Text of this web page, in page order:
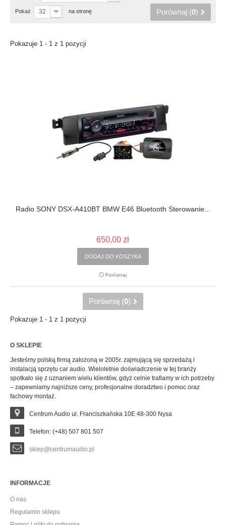
Pokaż 32 na stronę Porównaj (0)
Pokazuje 1 - 1 z 1 pozycji
Radio SONY DSX-A410BT BMW E46 Bluetooth Sterowanie...
650,00 zł
DODAJ DO KOSZYKA
Porównaj
Porównaj (0)
Pokazuje 1 - 1 z 1 pozycji
O SKLEPIE
Jesteśmy polską firmą założoną w 2005r. zajmującą się sprzedażą i
instalacją sprzętu car audio. Wieloletnie doświadczenie w tej branży
spotkało się z uznaniem wielu klientów, gdyż celnie trafiamy w ich potrzeby
– zapewniamy najniższe ceny, profesjonalne doradztwo i pomoc oraz
fachowy montaż.
Centrum Audio ul. Franciszkańska 10E 48-300 Nysa
Telefon: (+48) 507 801 507
sklep@centrumaudio.pl
INFORMACJE
O nas
Regulamin sklepu